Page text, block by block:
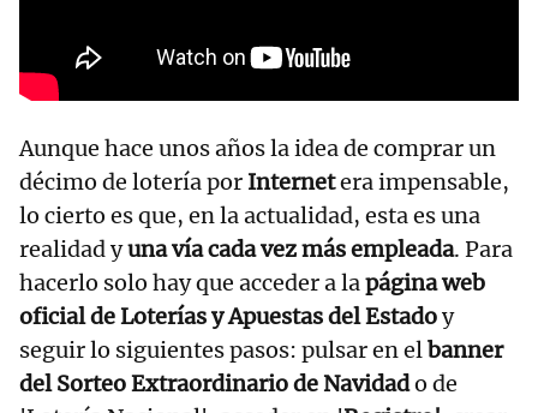
Aunque hace unos años la idea de comprar un
décimo de lotería por Internetera impensable,
lo cierto es que, en la actualidad, esta es una
realidad yuna vía cada vez más empleada. Para
hacerlo solo hay que acceder a lapágina web
oficial de Loterías y Apuestas del Estadoy
seguir lo siguientes pasos: pulsar en elbanner
del Sorteo Extraordinario de Navidado de